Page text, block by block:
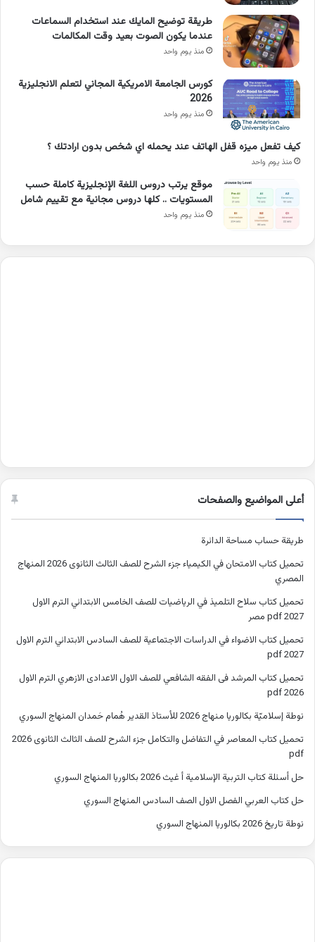
طريقة توضيح المايك عند استخدام السماعات
عندما يكون الصوت بعيد وقت المكالمات
منذ يوم واحد
كورس الجامعة الامريكية المجاني لتعلم الانجليزية
2026
منذ يوم واحد
كيف تفعل ميزه قفل الهاتف عند يحمله اي شخص بدون ارادتك ؟
منذ يوم واحد
موقع يرتب دروس اللغة الإنجليزية كاملة حسب
المستويات .. كلها دروس مجانية مع تقييم شامل
منذ يوم واحد
أعلى المواضيع والصفحات
طريقة حساب مساحة الدائرة
تحميل كتاب الامتحان في الكيمياء جزء الشرح للصف الثالث الثانوى 2026 المنهاج
المصري
تحميل كتاب سلاح التلميذ في الرياضيات للصف الخامس الابتدائي الترم الاول
2027 pdf مصر
تحميل كتاب الاضواء في الدراسات الاجتماعية للصف السادس الابتدائي الترم الاول
2027 pdf
تحميل كتاب المرشد فى الفقه الشافعي للصف الاول الاعدادى الازهري الترم الاول
2026 pdf
نوطة إسلاميّة بكالوريا منهاج 2026 للأستاذ القدير هُمام حَمدان المنهاج السوري
تحميل كتاب المعاصر في التفاضل والتكامل جزء الشرح للصف الثالث الثانوى 2026
pdf
حل أسئلة كتاب التربية الإسلامية أ غيث 2026 بكالوريا المنهاج السوري
حل كتاب العربي الفصل الاول الصف السادس المنهاج السوري
نوطة تاريخ 2026 بكالوريا المنهاج السوري